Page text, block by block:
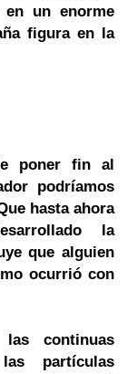
un enorme
figura en la
poner fin al
podríamos
hasta ahora
la
que alguien
ocurrió con
continuas
partículas